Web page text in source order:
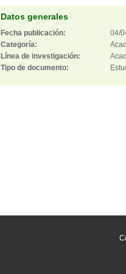
Datos generales
Fecha publicación:
04/
Categoría:
Línea de investigación:
Tipo de documento: